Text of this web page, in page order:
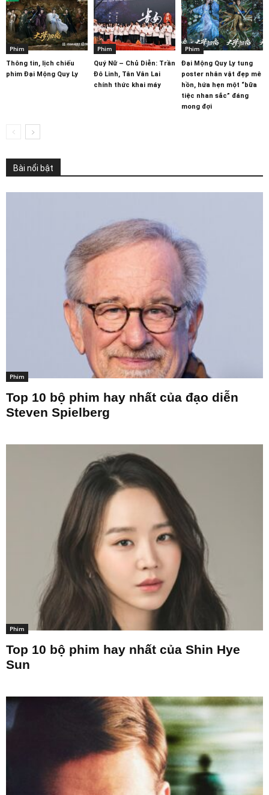
Phim
Thông tin, lịch chiếu
phim Đại Mộng Quy Ly
Phim
Quý Nữ – Chủ Diễn: Trần
Đô Linh, Tân Vân Lai
chính thức khai máy
Phim
Đại Mộng Quy Ly tung
poster nhân vật đẹp mê
hồn, hứa hẹn một “bữa
tiệc nhan sắc” đáng
mong đợi
Bài nổi bật
Phim
Top 10 bộ phim hay nhất của đạo diễn
Steven Spielberg
Phim
Top 10 bộ phim hay nhất của Shin Hye
Sun